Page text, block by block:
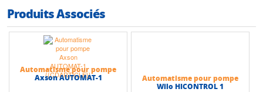
• Hauteur d’aspiration max : 8 m
• Hauteur max (HMT) : 55 m
• Débit max : 8 m3/h
Produits Associés
Automatisme pour pompe
Axson AUTOMAT-1
Automatisme pour pompe
Wilo HICONTROL 1